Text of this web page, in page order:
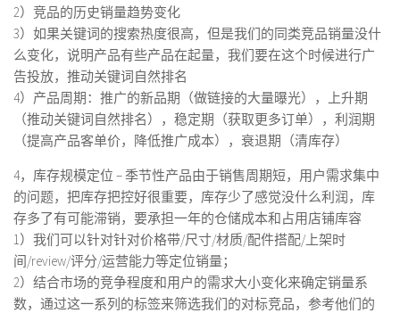
2）竞品的历史销量趋势变化
3）如果关键词的搜索热度很高，但是我们的同类竞品销量没什
么变化，说明产品有些产品在起量，我们要在这个时候进行广
告投放，推动关键词自然排名
4）产品周期：推广的新品期（做链接的大量曝光），上升期
（推动关键词自然排名），稳定期（获取更多订单），利润期
（提高产品客单价，降低推广成本），衰退期（清库存）
4，库存规模定位 – 季节性产品由于销售周期短，用户需求集中
的问题，把库存把控好很重要，库存少了感觉没什么利润，库
存多了有可能滞销，要承担一年的仓储成本和占用店铺库容
1）我们可以针对针对价格带/尺寸/材质/配件搭配/上架时
间/review/评分/运营能力等定位销量；
2）结合市场的竞争程度和用户的需求大小变化来确定销量系
数，通过这一系列的标签来筛选我们的对标竞品，参考他们的